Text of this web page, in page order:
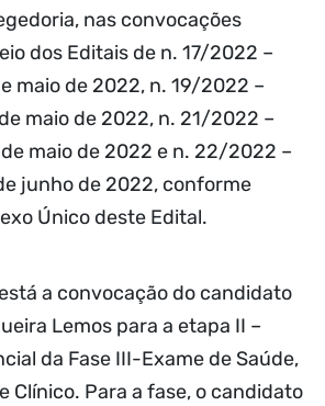
nas convocações
dos Editais de n. 17/2022 –
maio de 2022, n. 19/2022 –
maio de 2022, n. 21/2022 –
de maio de 2022 e n. 22/2022 –
junho de 2022, conforme
Único deste Edital.
a convocação do candidato
Lemos para a etapa II –
da Fase III-Exame de Saúde,
Clínico. Para a fase, o candidato